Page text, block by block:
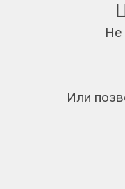
Не
Или